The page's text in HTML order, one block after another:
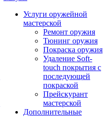
Услуги оружейной
мастерской
Ремонт оружия
Тюнинг оружия
Покраска оружия
Удаление Soft-
touch покрытия с
последующей
покраской
Прейскурант
мастерской
Дополнительные